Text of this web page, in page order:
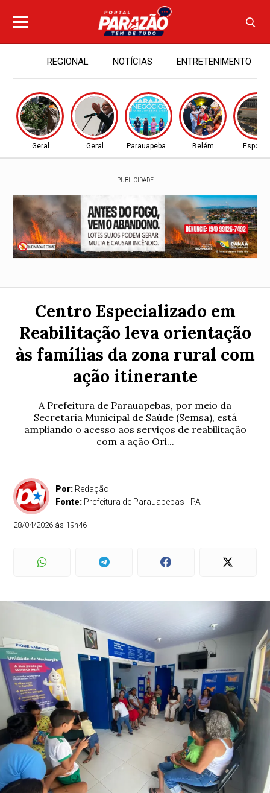
REGIONAL NOTÍCIAS ENTRETENIMENTO
Geral Geral Parauapebas - PA Belém
PUBLICIDADE
Centro Especializado em
Reabilitação leva orientação
às famílias da zona rural com
ação itinerante
A Prefeitura de Parauapebas, por meio da
Secretaria Municipal de Saúde (Semsa), está
ampliando o acesso aos serviços de reabilitação
com a ação Ori...
Por: Redação
Fonte: Prefeitura de Parauapebas - PA
28/04/2026 às 19h46